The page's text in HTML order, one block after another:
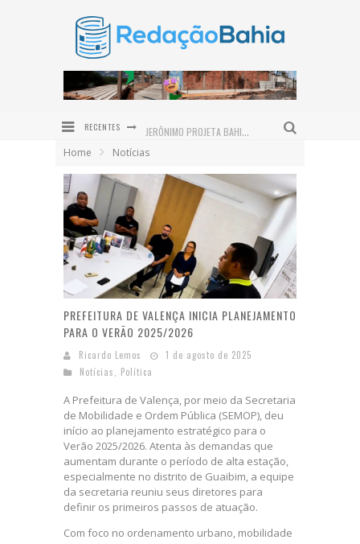
RECENTES
INSTITUTO QUINTAS FEMINISTAS CELEBRA CINCO ANOS DE ATUAÇÃO EM DEFESA DAS MULHERES NO BAIXO SUL
SAMBA E PRATO ESPECIAL COM POLVO DÃO O TOM DO DIA DOS PAIS NO DOM LAMBÃO
Home Notícias
PREFEITURA DE VALENÇA INICIA PLANEJAMENTO
PARA O VERÃO 2025/2026
Ricardo Lemos
1 de agosto de 2025
Notícias
Política
A Prefeitura de Valença, por meio da Secretaria
de Mobilidade e Ordem Pública (SEMOP), deu
início ao planejamento estratégico para o
Verão 2025/2026. Atenta às demandas que
aumentam durante o período de alta estação,
especialmente no distrito de Guaibim, a equipe
da secretaria reuniu seus diretores para
definir os primeiros passos de atuação.
Com foco no ordenamento urbano, mobilidade